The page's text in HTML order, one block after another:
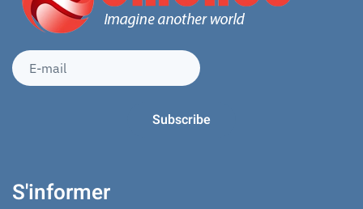
S'informer